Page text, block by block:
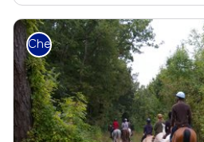
Cheval